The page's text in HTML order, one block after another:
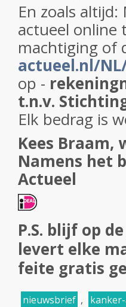
En zoals
actueel online
machtiging of
actueel.nl/
op -
t.n.v.
Elk bedrag is
Kees Braam,
Namens het
Actueel
P.S. blijf op
levert elke
feite gratis
nieuwsbrief ,